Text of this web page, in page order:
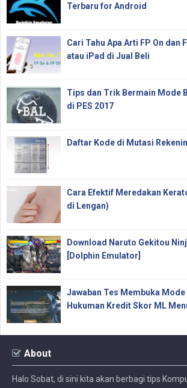
Terbaru for Android
Cari Tahu Apa Arti FP On dan
atau iPad di Jual Beli
Tips dan Trik Bermain Mode
di PES 2017
Daftar Kode di Mutasi
Cara Efektif Meredakan
di Lengan)
Download Naruto Gekitou
[Dolphin Emulator]
Jawaban Tes Membuka Mode
Hukuman Kredit Skor ML
About
Halo Sobat, di sini kita akan berbagi tips